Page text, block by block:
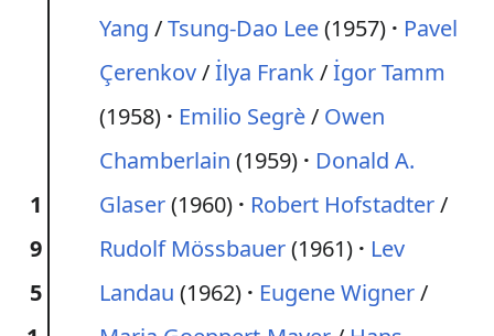
1
9
5
Yang /Tsung-Dao Lee(1957)
Pavel
Çerenkov/İlya Frank/İgor Tamm
(1958)
Emilio Segrè/ Owen
Chamberlain (1959)
Donald A.
Glaser(1960) Robert Hofstadter/
Rudolf Mössbauer(1961)
Lev
Landau (1962) Eugene Wigner/